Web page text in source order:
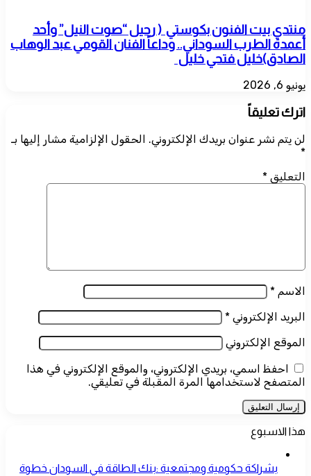
منتدي بيت الفنون بكوستي ( رحيل “صوت النيل” وأحد
أعمدة الطرب السوداني.. وداعاً الفنان القومي عبد الوهاب
الصادق)خليل فتحي خليل
يونيو 6, 2026
اترك تعليقاً
لن يتم نشر عنوان بريدك الإلكتروني. الحقول الإلزامية مشار إليها بـ
*
التعليق *
الاسم *
البريد الإلكتروني *
الموقع الإلكتروني
احفظ اسمي، بريدي الإلكتروني، والموقع الإلكتروني في هذا
المتصفح لاستخدامها المرة المقبلة في تعليقي.
هذا الاسبوع
بشراكة حكومية ومجتمعية :بنك الطاقة في السودان خطوة